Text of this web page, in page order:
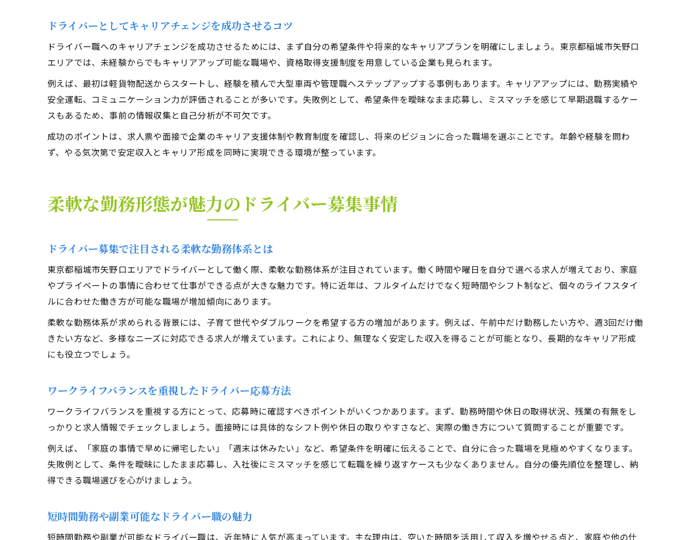
ドライバーとしてキャリアチェンジを成功させるコツ
ドライバー職へのキャリアチェンジを成功させるためには、まず自分の希望条件や将来的なキャリアプランを明確にしましょう。東京都稲城市矢野口
エリアでは、未経験からでもキャリアアップ可能な職場や、資格取得支援制度を用意している企業も見られます。
例えば、最初は軽貨物配送からスタートし、経験を積んで大型車両や管理職へステップアップする事例もあります。キャリアアップには、勤務実績や
安全運転、コミュニケーション力が評価されることが多いです。失敗例として、希望条件を曖昧なまま応募し、ミスマッチを感じて早期退職するケー
スもあるため、事前の情報収集と自己分析が不可欠です。
成功のポイントは、求人票や面接で企業のキャリア支援体制や教育制度を確認し、将来のビジョンに合った職場を選ぶことです。年齢や経験を問わ
ず、やる気次第で安定収入とキャリア形成を同時に実現できる環境が整っています。
柔軟な勤務形態が魅力のドライバー募集事情
ドライバー募集で注目される柔軟な勤務体系とは
東京都稲城市矢野口エリアでドライバーとして働く際、柔軟な勤務体系が注目されています。働く時間や曜日を自分で選べる求人が増えており、家庭
やプライベートの事情に合わせて仕事ができる点が大きな魅力です。特に近年は、フルタイムだけでなく短時間やシフト制など、個々のライフスタイ
ルに合わせた働き方が可能な職場が増加傾向にあります。
柔軟な勤務体系が求められる背景には、子育て世代やダブルワークを希望する方の増加があります。例えば、午前中だけ勤務したい方や、週3回だけ働
きたい方など、多様なニーズに対応できる求人が増えています。これにより、無理なく安定した収入を得ることが可能となり、長期的なキャリア形成
にも役立つでしょう。
ワークライフバランスを重視したドライバー応募方法
ワークライフバランスを重視する方にとって、応募時に確認すべきポイントがいくつかあります。まず、勤務時間や休日の取得状況、残業の有無をし
っかりと求人情報でチェックしましょう。面接時には具体的なシフト例や休日の取りやすさなど、実際の働き方について質問することが重要です。
例えば、「家庭の事情で早めに帰宅したい」「週末は休みたい」など、希望条件を明確に伝えることで、自分に合った職場を見極めやすくなります。
失敗例として、条件を曖昧にしたまま応募し、入社後にミスマッチを感じて転職を繰り返すケースも少なくありません。自分の優先順位を整理し、納
得できる職場選びを心がけましょう。
短時間勤務や副業可能なドライバー職の魅力
短時間勤務や副業が可能なドライバー職は、近年特に人気が高まっています。主な理由は、空いた時間を活用して収入を増やせる点と、家庭や他の仕